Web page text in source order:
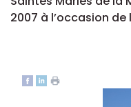
2007 à l’occasion de